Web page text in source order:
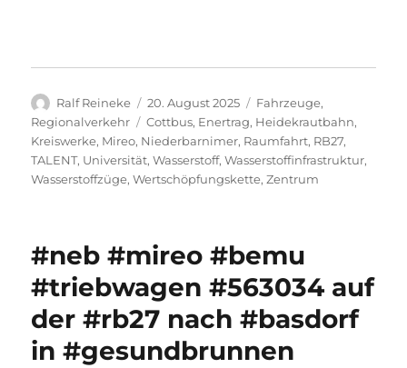
Autor
Ralf Reineke
Veröffentlicht
am
20. August 2025 Kategorien
Fahrzeuge,
Regionalverkehr
Schlagwörter
Cottbus, Enertrag, Heidekrautbahn,
Kreiswerke, Mireo, Niederbarnimer, Raumfahrt, RB27,
TALENT, Universität,Wasserstoff,Wasserstoffinfrastruktur,
Wasserstoffzüge,Wertschöpfungskette,Zentrum
#neb #mireo #bemu
#triebwagen #563034 auf
der #rb27 nach #basdorf
in #gesundbrunnen